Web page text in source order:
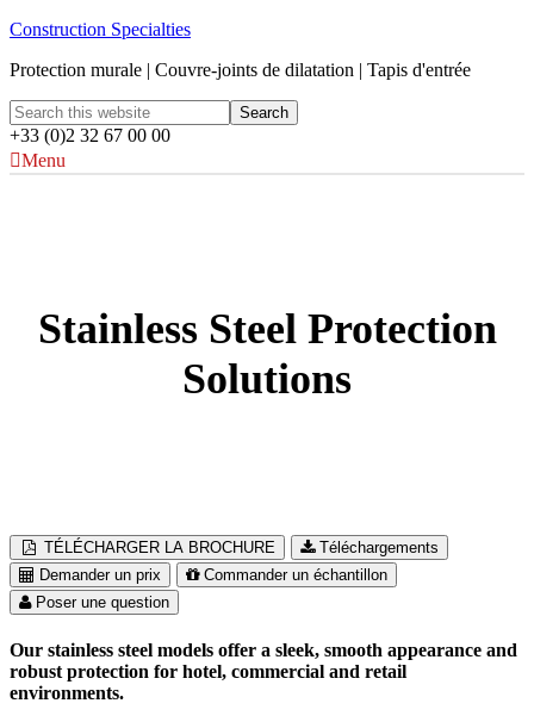
Construction Specialties
Protection murale | Couvre-joints de dilatation | Tapis d'entrée
+33 (0)2 32 67 00 00
Menu
Stainless Steel Protection
Solutions
TÉLÉCHARGER LA BROCHURE
Téléchargements
Demander un prix
Commander un échantillon
Poser une question
Our stainless steel models offer a sleek, smooth appearance and
robust protection for hotel, commercial and retail
environments.